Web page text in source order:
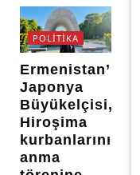
POLITIKA
Ermenistan’ın
Japonya
Büyükelçisi,
Hiroşima
kurbanlarını
anma